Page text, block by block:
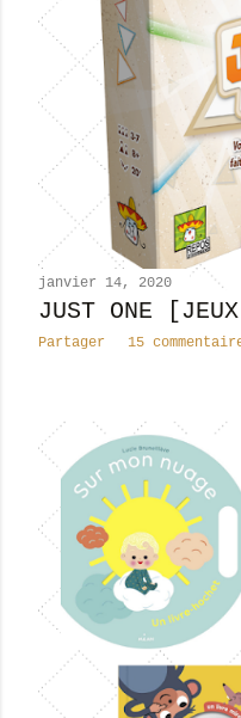
janvier 14, 2020
JUST ONE
Partager 15